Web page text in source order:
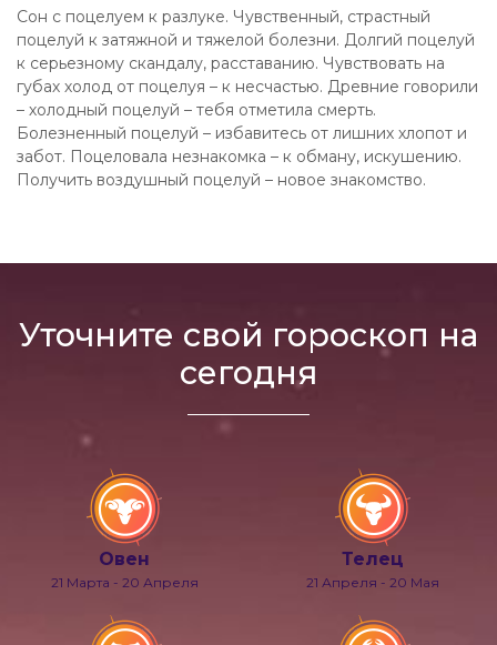
Сон с поцелуем к разлуке. Чувственный, страстный
поцелуй к затяжной и тяжелой болезни. Долгий поцелуй
к серьезному скандалу, расставанию. Чувствовать на
губах холод от поцелуя – к несчастью. Древние говорили
– холодный поцелуй – тебя отметила смерть.
Болезненный поцелуй – избавитесь от лишних хлопот и
забот. Поцеловала незнакомка – к обману, искушению.
Получить воздушный поцелуй – новое знакомство.
Уточните свой гороскоп на
сегодня
Овен
21 Марта - 20 Апреля
Телец
21 Апреля - 20 Мая